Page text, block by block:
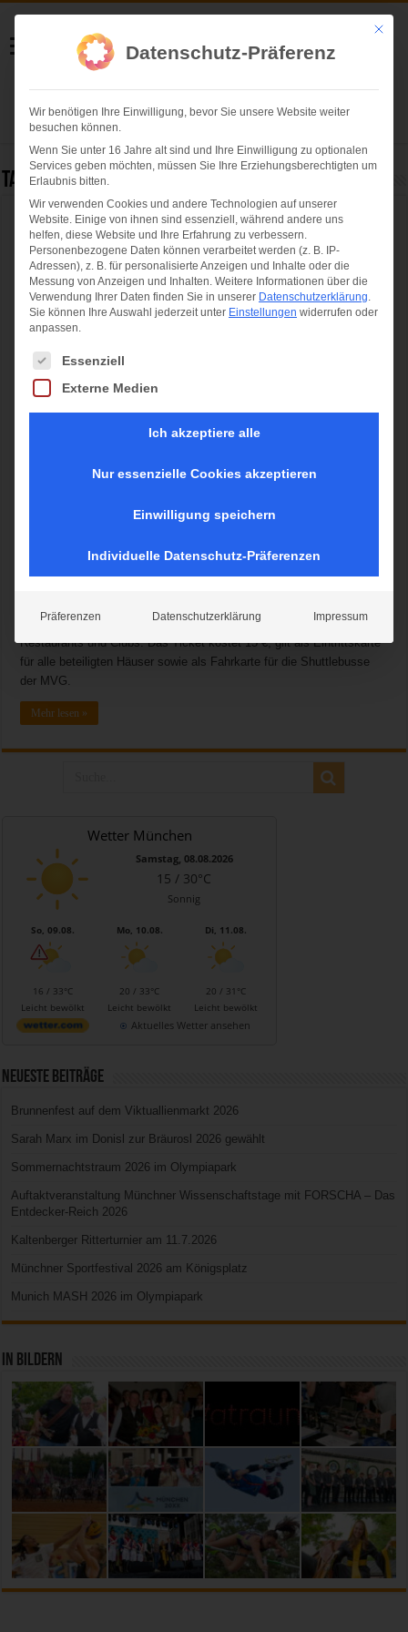
Helmut Swoboda
Fotografie
Herzlich willkommen
Tag Archives:
Die Lange Nacht der Musik 2014: EINE
STADT – EINE NACHT – 400 KONZERTE
am 17. Mai 2014
Die Lange Nacht der Musik ist zu einer festen Institution in München
ehrwürdige Hallen ebenso wie Kneipen, Tanzschulen, Bars,
Restaurants und Clubs. Das Ticket kostet 15 €, gilt als Eintrittskarte
für alle beteiligten Häuser sowie als Fahrkarte für die Shuttlebusse
der MVG.
Mehr lesen »
Wetter München
Samstag, 08.08.2026
15 / 30°C
Sonnig
So, 09.08.
16 / 33°C
Leicht bewölkt
Mo, 10.08.
20 / 33°C
Leicht bewölkt
Di, 11.08.
20 / 31°C
Leicht bewölkt
Aktuelles Wetter ansehen
Neueste Beiträge
Brunnenfest auf dem Viktuallienmarkt 2026
Sarah Marx im Donisl zur Bräurosl 2026 gewählt
Sommernachtstraum 2026 im Olympiapark
Auftaktveranstaltung Münchner Wissenschaftstage mit FORSCHA – Das
Entdecker-Reich 2026
Kaltenberger Ritterturnier am 11.7.2026
Münchner Sportfestival 2026 am Königsplatz
Munich MASH 2026 im Olympiapark
In Bildern
Mit
Datenschutz-Präferenz
Wir benötigen Ihre Einwilligung, bevor Sie unsere Website weiter
besuchen können.
Wenn Sie unter 16 Jahre alt sind und Ihre Einwilligung zu optionalen
Services geben möchten, müssen Sie Ihre Erziehungsberechtigten um
Erlaubnis bitten.
Wir verwenden Cookies und andere Technologien auf unserer
Website. Einige von ihnen sind essenziell, während andere uns
helfen, diese Website und Ihre Erfahrung zu verbessern.
Personenbezogene Daten können verarbeitet werden (z. B. IP-
Adressen), z. B. für personalisierte Anzeigen und Inhalte oder die
Messung von Anzeigen und Inhalten. Weitere Informationen über die
Verwendung Ihrer Daten finden Sie in unserer Datenschutzerklärung.
Sie können Ihre Auswahl jederzeit unter Einstellungen widerrufen oder
anpassen.
Es folgt eine Liste der Service-Gruppen, für die eine Einwilligung
Essenziell
Externe Medien
Ich akzeptiere alle
Nur essenzielle Cookies akzeptieren
Einwilligung speichern
Individuelle Datenschutz-Präferenzen
Präferenzen Datenschutzerklärung Impressum